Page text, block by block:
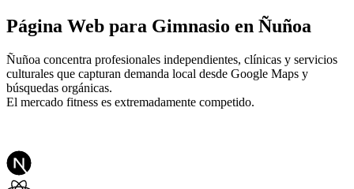
Página Web para Gimnasio en Ñuñoa
Ñuñoa concentra profesionales independientes, clínicas y servicios
culturales que capturan demanda local desde Google Maps y
búsquedas orgánicas.
El mercado fitness es extremadamente competido.